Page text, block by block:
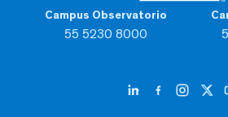
Campus Observatorio
55 5230 8000